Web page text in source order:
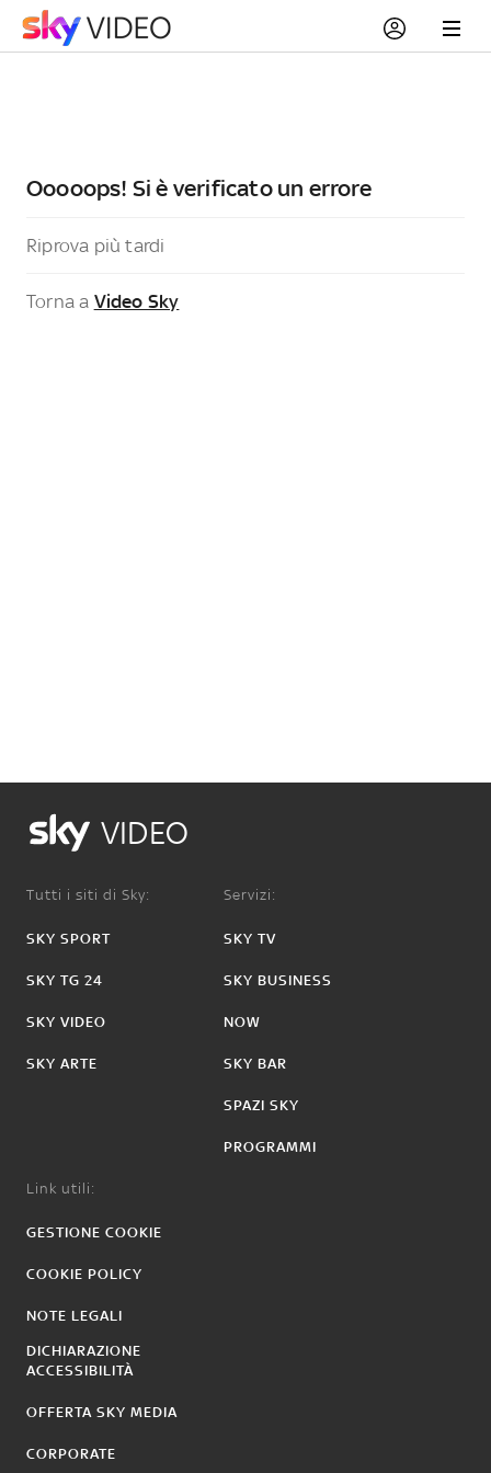
Ooooops! Si è verificato un errore
Riprova più tardi
Torna a Video Sky
VIDEO
Tutti i siti di Sky:
SKY SPORT
SKY TG 24
SKY VIDEO
SKY ARTE
Servizi:
SKY TV
SKY BUSINESS
NOW
SKY BAR
SPAZI SKY
PROGRAMMI
Link utili:
GESTIONE COOKIE
COOKIE POLICY
NOTE LEGALI
DICHIARAZIONE
ACCESSIBILITÀ
OFFERTA SKY MEDIA
CORPORATE